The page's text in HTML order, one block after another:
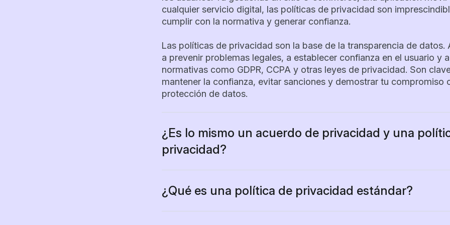
cualquier servicio digital, las políticas de privacidad son
cumplir con la normativa y generar confianza.
Las políticas de privacidad son la base de la transparencia de datos.
a prevenir problemas legales, a establecer confianza en el usuario y
normativas como GDPR, CCPA y otras leyes de privacidad. Son
mantener la confianza, evitar sanciones y demostrar tu compromiso
protección de datos.
¿Es lo mismo un acuerdo de privacidad y una
privacidad?
privacidad. Es un documento legal que informa a los usuarios sobre
recoge, usa y protege su información personal.
¿Qué es una política de privacidad estándar?